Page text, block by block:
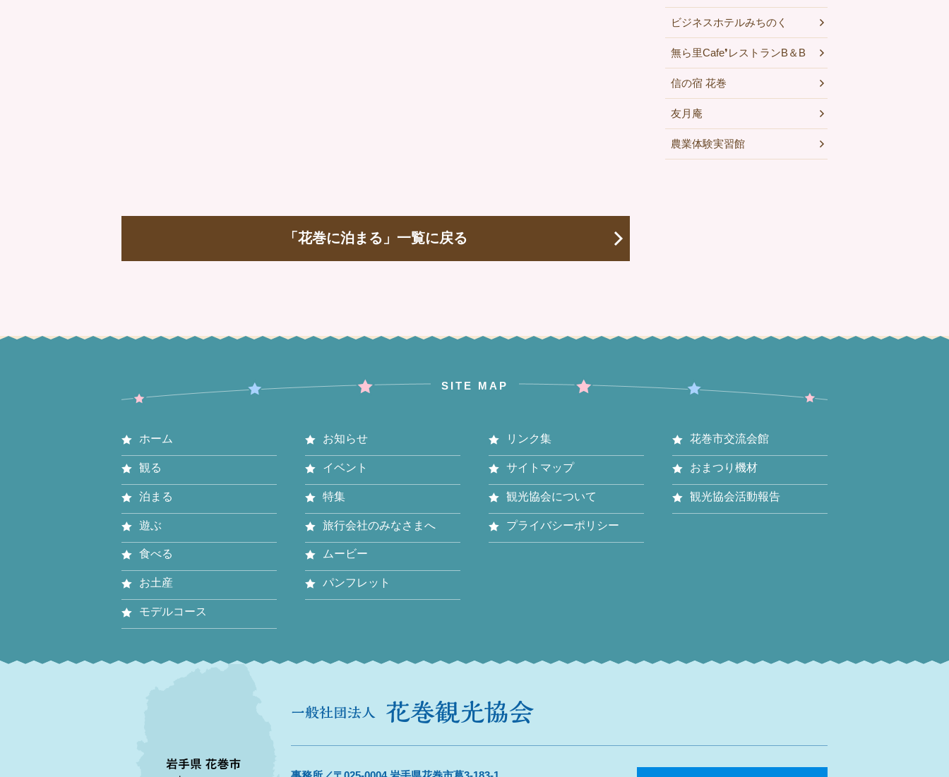
「花巻に泊まる」一覧に戻る
ビジネスホテルみちのく
無ら里Cafe❜レストランB＆B
信の宿 花巻
友月庵
農業体験実習館
SITE MAP
ホーム
観る
泊まる
遊ぶ
食べる
お土産
モデルコース
お知らせ
イベント
特集
旅行会社のみなさまへ
ムービー
パンフレット
リンク集
サイトマップ
観光協会について
プライバシーポリシー
花巻市交流会館
おまつり機材
観光協会活動報告